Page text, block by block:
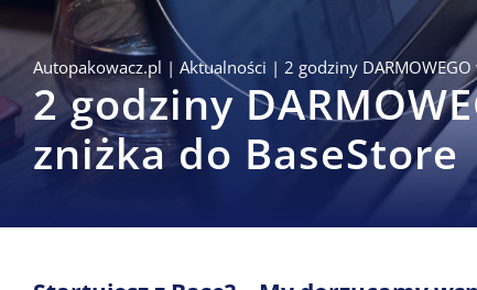
Autopakowacz.pl | Aktualności | 2 godziny
2 godziny
zniżka do BaseStore